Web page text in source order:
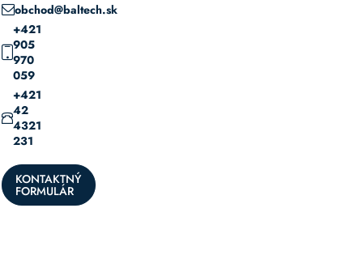
obchod@baltech.sk
+421
905
970
059
+421
42
4321
231
KONTAKTNÝ
FORMULÁR